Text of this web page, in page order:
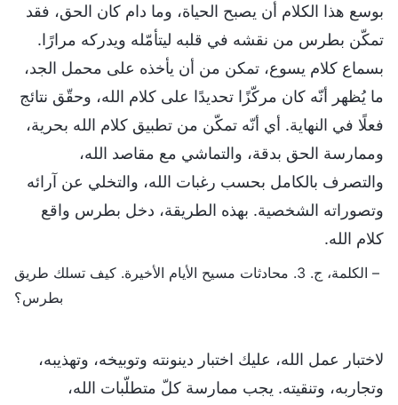
بوسع هذا الكلام أن يصبح الحياة، وما دام كان الحق، فقد
تمكّن بطرس من نقشه في قلبه ليتأمّله ويدركه مرارًا.
بسماع كلام يسوع، تمكن من أن يأخذه على محمل الجد،
ما يُظهر أنّه كان مركّزًا تحديدًا على كلام الله، وحقّق نتائج
فعلًا في النهاية. أي أنّه تمكّن من تطبيق كلام الله بحرية،
وممارسة الحق بدقة، والتماشي مع مقاصد الله،
والتصرف بالكامل بحسب رغبات الله، والتخلي عن آرائه
وتصوراته الشخصية. بهذه الطريقة، دخل بطرس واقع
كلام الله.
– الكلمة، ج. 3. محادثات مسيح الأيام الأخيرة. كيف تسلك طريق
بطرس؟
لاختبار عمل الله، عليك اختبار دينونته وتوبيخه، وتهذيبه،
وتجاربه، وتنقيته. يجب ممارسة كلّ متطلّبات الله،